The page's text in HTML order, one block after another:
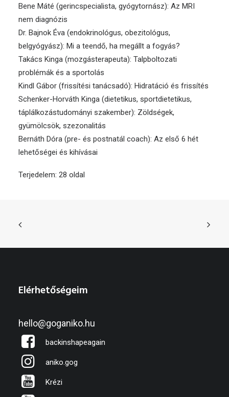
Bene Máté (gerincspecialista, gyógytornász): Az MRI
nem diagnózis
Dr. Bajnok Éva (endokrinológus, obezitológus,
belgyógyász): Mi a teendő, ha megállt a fogyás?
Takács Kinga (mozgásterapeuta): Talpboltozati
problémák és a sportolás
Kindl Gábor (frissítési tanácsadó): Hidratáció és frissítés
Schenker-Horváth Kinga (dietetikus, sportdietetikus,
táplálkozástudományi szakember): Zöldségek,
gyümölcsök, szezonalitás
Bernáth Dóra (pre- és postnatál coach): Az első 6 hét
lehetőségei és kihívásai
Terjedelem: 28 oldal
Elérhetőségeim
hello@goganiko.hu
backinshapeagain
aniko.gog
Krézi